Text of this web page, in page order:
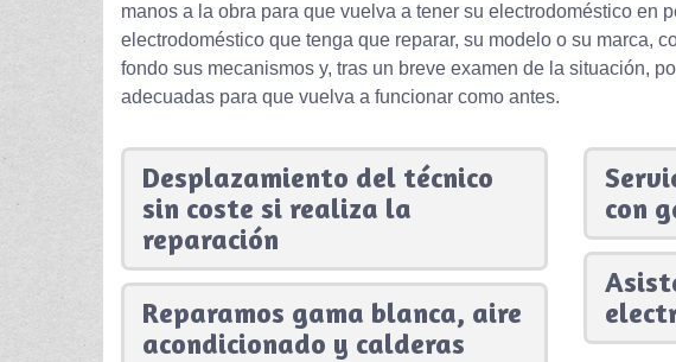
manos a la obra para que vuelva a tener su electrodoméstico en
electrodoméstico que tenga que reparar, su modelo o su marca,
fondo sus mecanismos y, tras un breve examen de la situación,
adecuadas para que vuelva a funcionar como antes.
Desplazamiento del técnico
sin coste si realiza la
reparación
Reparamos gama blanca, aire
acondicionado y calderas
con